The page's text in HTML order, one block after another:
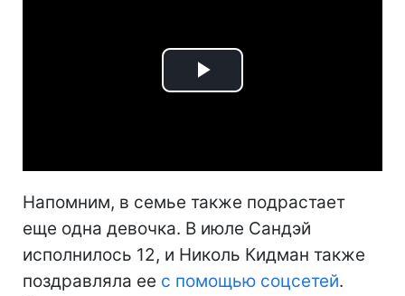
Play
Напомним, в семье также подрастает
еще одна девочка. В июле Сандэй
исполнилось 12, и Николь Кидман также
поздравляла ее с помощью соцсетей.